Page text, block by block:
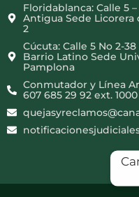
Floridablanca: Calle 5
Antigua Sede
2
Cúcuta: Calle 5 No 2-38
Barrio Latino Sede
Pamplona
Conmutador y Línea
607 685 29 92 ext. 1000